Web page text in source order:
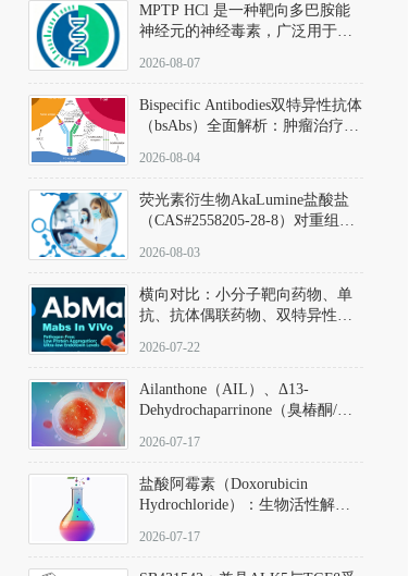
MPTP HCl 是一种靶向多巴胺能
神经元的神经毒素，广泛用于构
以盐酸盐形式存在，可触发线粒
体介导的神经元凋亡。其经典应
用即为选择性损毁中脑黑质致密
部多巴胺能神经元，从而可靠模
拟帕金森病的核心病理与行为表
2026-08-07
Bispecific Antibodies双特异性抗体
（bsAbs）全面解析：肿瘤治疗的
2026-08-04
荧光素衍生物AkaLumine盐酸盐
（CAS#2558205-28-8）对重组萤
数（Km）为2.06 μM；其近红外
发光特性赋予优异的组织穿透能
力，大幅增强成像信噪比，从而
实现活体动物模型中极低给药剂
量下的高灵敏度、非侵入式生物
2026-08-03
横向对比：小分子靶向药物、单
抗、抗体偶联药物、双特异性抗
及应用瓶颈
2026-07-22
Ailanthone（AIL）、Δ13-
Dehydrochaparrinone（臭椿酮/臭
DKM货号 D806885
2026-07-17
盐酸阿霉素（Doxorubicin
Hydrochloride）：生物活性解
范
2026-07-17